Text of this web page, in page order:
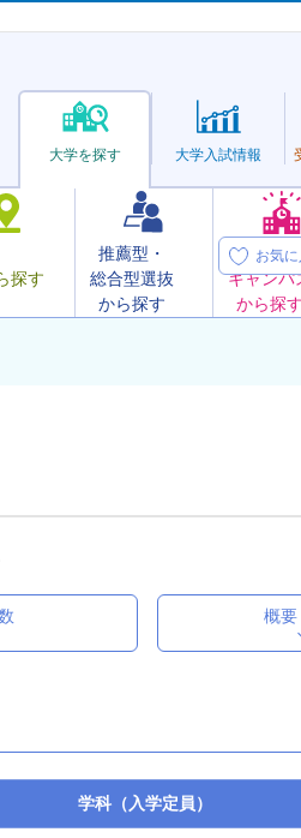
大学を探す
探す
推薦型・
総合型選抜
から探す
オープ
キャンパ
から探す
大学入試情報
お気
概要
学科（入学定員）